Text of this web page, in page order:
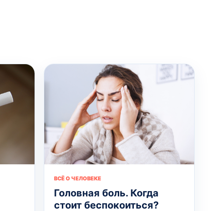
ВСЁ О ЧЕЛОВЕКЕ
Головная боль. Когда
стоит беспокоиться?